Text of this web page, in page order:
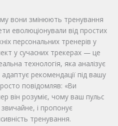
вони змінюють тренування
еволюціонували від простих
персональних тренерів у
у сучасних трекерах — це
технологія, яка аналізує
рекомендації під вашу
повідомляв: «Ви
він розуміє, чому ваш пульс
і пропонує
тренування.